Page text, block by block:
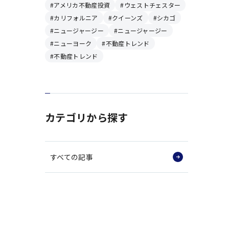
アメリカ不動産投資
ウェストチェスター
カリフォルニア
クイーンズ
シカゴ
ニュージャージー
ニュージャージー
ニューヨーク
不動産トレンド
不動産トレンド
カテゴリから探す
すべての記事